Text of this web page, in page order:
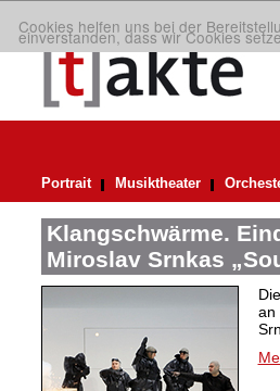
Cookies helfen uns bei der
einverstanden, dass wir Cookies
Portrait Musiktheater
Klangschwärme.
Miroslav Srnkas
an